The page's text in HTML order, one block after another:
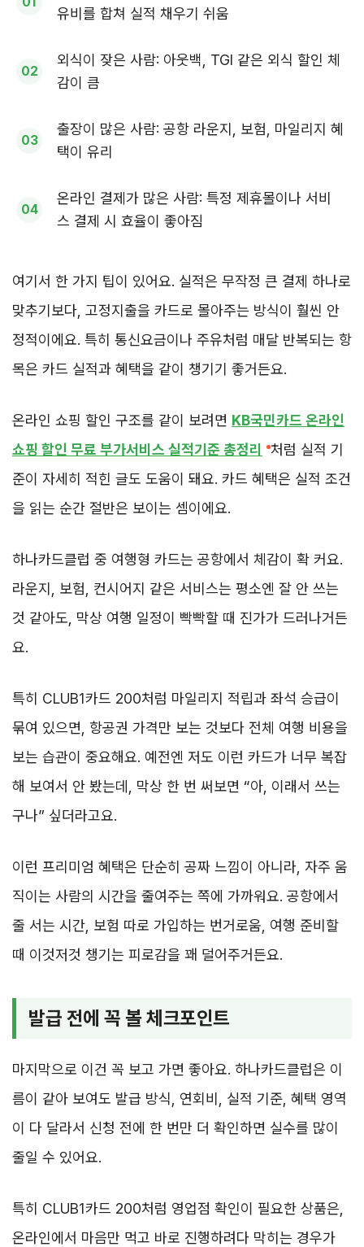
유비를 합쳐 실적 채우기 쉬움
외식이 잦은 사람: 아웃백, TGI 같은 외식 할인 체
감이 큼
출장이 많은 사람: 공항 라운지, 보험, 마일리지 혜
택이 유리
온라인 결제가 많은 사람: 특정 제휴몰이나 서비
스 결제 시 효율이 좋아짐
여기서 한 가지 팁이 있어요. 실적은 무작정 큰 결제 하나로
맞추기보다, 고정지출을 카드로 몰아주는 방식이 훨씬 안
정적이에요. 특히 통신요금이나 주유처럼 매달 반복되는 항
목은 카드 실적과 혜택을 같이 챙기기 좋거든요.
온라인 쇼핑 할인 구조를 같이 보려면 KB국민카드 온라인
쇼핑 할인 무료 부가서비스 실적기준 총정리
처럼 실적 기
준이 자세히 적힌 글도 도움이 돼요. 카드 혜택은 실적 조건
을 읽는 순간 절반은 보이는 셈이에요.
하나카드클럽 중 여행형 카드는 공항에서 체감이 확 커요.
라운지, 보험, 컨시어지 같은 서비스는 평소엔 잘 안 쓰는
것 같아도, 막상 여행 일정이 빡빡할 때 진가가 드러나거든
요.
특히 CLUB1카드 200처럼 마일리지 적립과 좌석 승급이
묶여 있으면, 항공권 가격만 보는 것보다 전체 여행 비용을
보는 습관이 중요해요. 예전엔 저도 이런 카드가 너무 복잡
해 보여서 안 봤는데, 막상 한 번 써보면 “아, 이래서 쓰는
구나” 싶더라고요.
이런 프리미엄 혜택은 단순히 공짜 느낌이 아니라, 자주 움
직이는 사람의 시간을 줄여주는 쪽에 가까워요. 공항에서
줄 서는 시간, 보험 따로 가입하는 번거로움, 여행 준비할
때 이것저것 챙기는 피로감을 꽤 덜어주거든요.
발급 전에 꼭 볼 체크포인트
마지막으로 이건 꼭 보고 가면 좋아요. 하나카드클럽은 이
름이 같아 보여도 발급 방식, 연회비, 실적 기준, 혜택 영역
이 다 달라서 신청 전에 한 번만 더 확인하면 실수를 많이
줄일 수 있어요.
특히 CLUB1카드 200처럼 영업점 확인이 필요한 상품은,
온라인에서 마음만 먹고 바로 진행하려다 막히는 경우가